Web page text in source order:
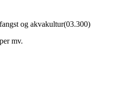
og akvakultur(03.300)
mv.